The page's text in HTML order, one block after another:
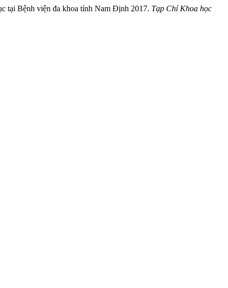
tại Bệnh viện đa khoa tỉnh Nam Định 2017. Tạp Chí Khoa học